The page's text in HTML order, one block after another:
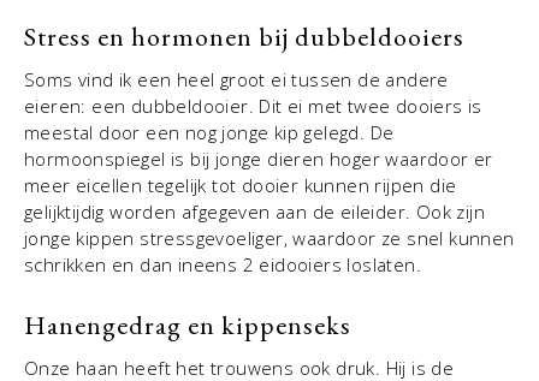
Stress en hormonen bij dubbeldooiers
Soms vind ik een heel groot ei tussen de andere
eieren: een dubbeldooier. Dit ei met twee dooiers is
meestal door een nog jonge kip gelegd. De
hormoonspiegel is bij jonge dieren hoger waardoor er
meer eicellen tegelijk tot dooier kunnen rijpen die
gelijktijdig worden afgegeven aan de eileider. Ook zijn
jonge kippen stressgevoeliger, waardoor ze snel kunnen
schrikken en dan ineens 2 eidooiers loslaten.
Hanengedrag en kippenseks
Onze haan heeft het trouwens ook druk. Hij is de